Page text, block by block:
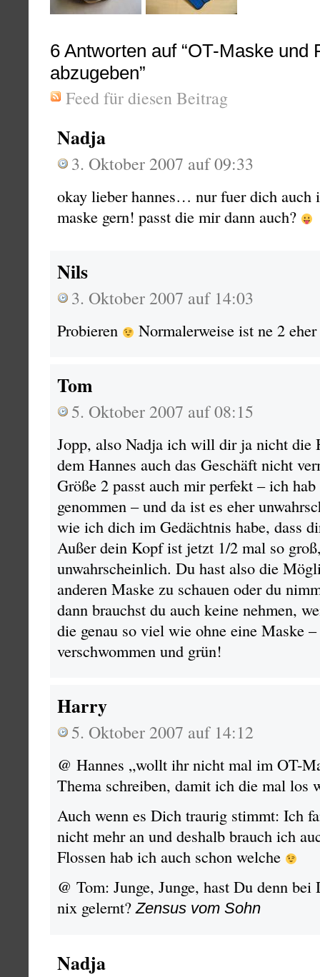
6 Antworten auf “OT-Maske und
abzugeben”
Feed für diesen Beitrag
Nadja
3. Oktober 2007 auf 09:33
okay lieber hannes… nur fuer dich auch
maske gern! passt die mir dann auch?
Nils
3. Oktober 2007 auf 14:03
Probieren Normalerweise ist ne 2
Tom
5. Oktober 2007 auf 08:15
Jopp, also Nadja ich will dir ja nicht die
dem Hannes auch das Geschäft nicht
Größe 2 passt auch mir perfekt – ich
genommen – und da ist es eher
wie ich dich im Gedächtnis habe, dass
Außer dein Kopf ist jetzt 1/2 mal so
unwahrscheinlich. Du hast also die
anderen Maske zu schauen oder du
dann brauchst du auch keine nehmen,
die genau so viel wie ohne eine Maske
verschwommen und grün!
Harry
5. Oktober 2007 auf 14:12
@ Hannes „wollt ihr nicht mal im OT-
Thema schreiben, damit ich die mal los
Auch wenn es Dich traurig stimmt: Ich
nicht mehr an und deshalb brauch ich
Flossen hab ich auch schon welche
@ Tom: Junge, Junge, hast Du denn
nix gelernt?Zensus vom Sohn
Nadja